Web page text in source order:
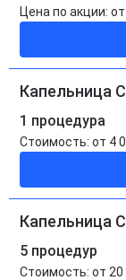
Цена по акции:
Капельница
1 процедура
Стоимость: от 4
Капельница
5 процедур
Стоимость: от